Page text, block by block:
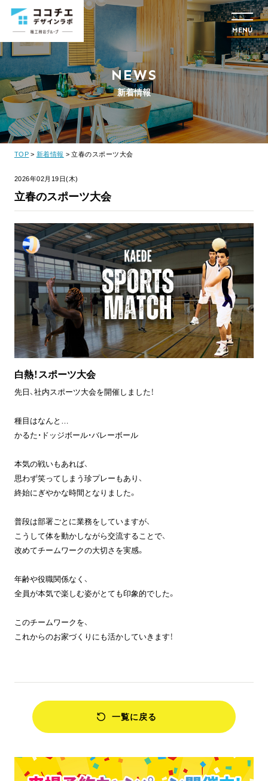
NEWS
新着情報
TOP 新着情報 立春のスポーツ大会
2026年02月19日(木)
立春のスポーツ大会
白熱！スポーツ大会
先日、社内スポーツ大会を開催しました！
種目はなんと…
かるた・ドッジボール・バレーボール
本気の戦いもあれば、
思わず笑ってしまう珍プレーもあり、
終始にぎやかな時間となりました。
普段は部署ごとに業務をしていますが、
こうして体を動かしながら交流することで、
改めてチームワークの大切さを実感。
年齢や役職関係なく、
全員が本気で楽しむ姿がとても印象的でした。
このチームワークを、
これからのお家づくりにも活かしていきます！
一覧に戻る
MENU